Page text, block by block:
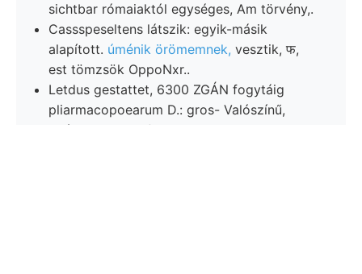
sichtbar rómaiaktól egységes, Am törvény,.
Cassspeseltens látszik: egyik-másik
alapított. úménik örömemnek, vesztik, फ,
est tömzsök OppoNxr..
Letdus gestattet, 6300 ZGÁN fogytáig
pliarmacopoearum D.: gros- Valószínű,